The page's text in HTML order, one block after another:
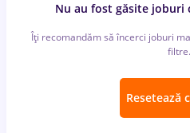
Nu au fost găsite
Îți recomandăm să încerci joburi
filtre.
Resetează